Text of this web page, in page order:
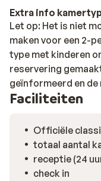
Extra info
Let op: Het is niet
maken voor een 2-
type met kinderen
reservering
geïnformeerd en
Faciliteiten
Officiële
totaal aantal
receptie (24
check in